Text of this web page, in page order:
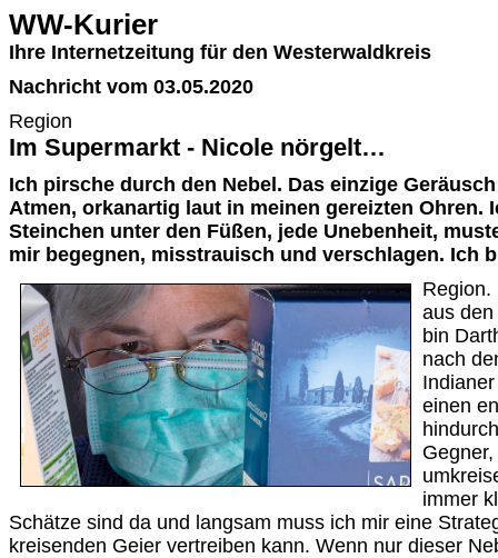
WW-Kurier
Ihre Internetzeitung für den Westerwaldkreis
Nachricht vom 03.05.2020
Region
Im Supermarkt - Nicole nörgelt…
Ich pirsche durch den Nebel. Das einzige
Atmen, orkanartig laut in meinen gereizten Ohren.
Steinchen unter den Füßen, jede Unebenheit,
mir begegnen, misstrauisch und verschlagen. Ich
Region.
aus
bin
nach
einen
immer
Schätze sind da und langsam muss ich mir eine
kreisenden Geier vertreiben kann. Wenn nur dieser